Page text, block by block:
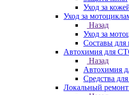
Уход за
Уход за
Назад
Уход за
Составы для
Автохимия для
Назад
Автохимия
Средства
Локальный ремонт